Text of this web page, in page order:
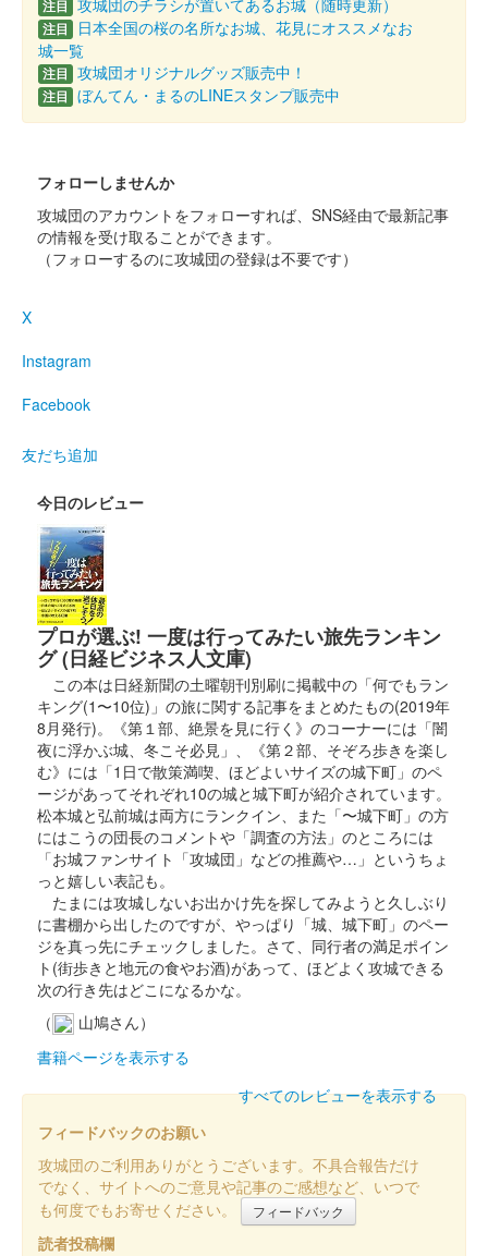
掛川城 御城印 夏のプレゼントキャンペーン版
配布終了
掛川城 御城印 花火クリア限定版
クリアな台紙に印刷された御城印。
数量限定
掛川城 御城印
販売終了
数量限定
掛川城 御城印 令和7年 ユリ切り絵 黄色版
販売終了
掛川城の南を流れる逆川と、その川沿いに咲くユリの花をイメー
ジしたデザイン。天守閣と共に、今年復元30周年を迎えた掛川城
大手門も切絵で表現している。
掛川城 御城印 令和7年 ユリ切り絵 紺色版
販売終了
掛川城の南を流れる逆川と、その川沿いに咲くユリの花をイメー
ジしたデザイン。天守閣と共に、今年復元30周年を迎えた掛川城
大手門も切絵で表現している。
掛川城 御城印 一粒万倍日限定版（緑箔）
一粒万倍日に合わせ、一粒万倍の意味に因んだお米の形をした御
城印。新色の緑箔押しを新たに販売。
掛川城 御城印
注目
注目
日本全国の桜の名所なお城、花見にオススメなお
城一覧
注目 攻城団オリジナルグッズ販売中！
注目 ぼんてん・まるのLINEスタンプ販売中
フォローしませんか
攻城団のアカウントをフォローすれば、SNS経由で最新記事
の情報を受け取ることができます。
（フォローするのに攻城団の登録は不要です）
X
Instagram
Facebook
友だち追加
今日のレビュー
プロが選ぶ! 一度は行ってみたい旅先ランキン
グ (日経ビジネス人文庫)
この本は日経新聞の土曜朝刊別刷に掲載中の「何でもラン
キング(1〜10位)」の旅に関する記事をまとめたもの(2019年
8月発行)。《第１部、絶景を見に行く》のコーナーには「闇
夜に浮かぶ城、冬こそ必見」、《第２部、そぞろ歩きを楽し
む》には「1日で散策満喫、ほどよいサイズの城下町」のペ
ージがあってそれぞれ10の城と城下町が紹介されています。
松本城と弘前城は両方にランクイン、また「〜城下町」の方
にはこうの団長のコメントや「調査の方法」のところには
「お城ファンサイト「攻城団」などの推薦や…」というちょ
っと嬉しい表記も。
たまには攻城しないお出かけ先を探してみようと久しぶり
に書棚から出したのですが、やっぱり「城、城下町」のペー
ジを真っ先にチェックしました。さて、同行者の満足ポイン
ト(街歩きと地元の食やお酒)があって、ほどよく攻城できる
次の行き先はどこになるかな。
（
山鳩さん）
書籍ページを表示する
すべてのレビューを表示する
フィードバックのお願い
攻城団のご利用ありがとうございます。不具合報告だけ
でなく、サイトへのご意見や記事のご感想など、いつで
も何度でもお寄せください。
フィードバック
読者投稿欄